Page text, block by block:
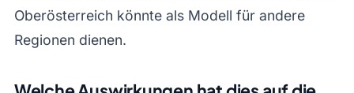
Oberösterreich könnte als Modell für andere
Regionen dienen.